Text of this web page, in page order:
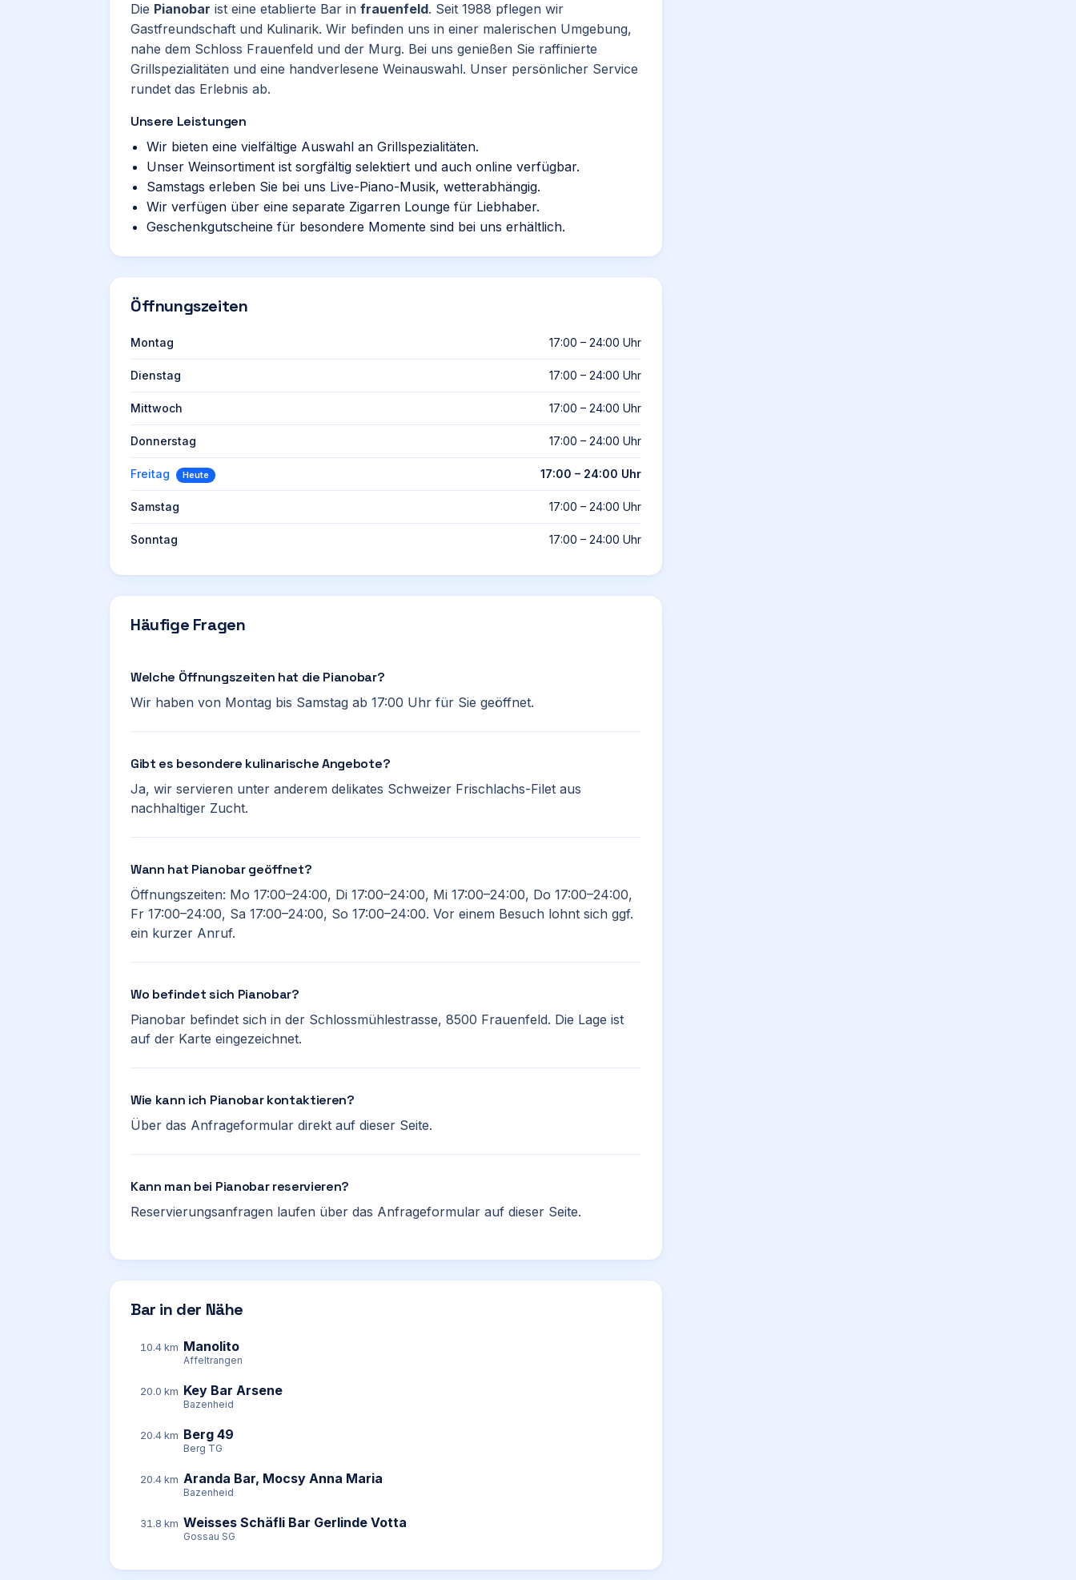
Die Pianobar ist eine etablierte Bar in frauenfeld. Seit 1988 pflegen wir
Gastfreundschaft und Kulinarik. Wir befinden uns in einer malerischen Umgebung,
nahe dem Schloss Frauenfeld und der Murg. Bei uns genießen Sie raffinierte
Grillspezialitäten und eine handverlesene Weinauswahl. Unser persönlicher Service
rundet das Erlebnis ab.
Unsere Leistungen
Wir bieten eine vielfältige Auswahl an Grillspezialitäten.
Unser Weinsortiment ist sorgfältig selektiert und auch online verfügbar.
Samstags erleben Sie bei uns Live-Piano-Musik, wetterabhängig.
Wir verfügen über eine separate Zigarren Lounge für Liebhaber.
Geschenkgutscheine für besondere Momente sind bei uns erhältlich.
Öffnungszeiten
Montag 17:00 – 24:00 Uhr
Dienstag 17:00 – 24:00 Uhr
Mittwoch 17:00 – 24:00 Uhr
Donnerstag 17:00 – 24:00 Uhr
Freitag Heute 17:00 – 24:00 Uhr
Samstag 17:00 – 24:00 Uhr
Sonntag 17:00 – 24:00 Uhr
Häufige Fragen
Welche Öffnungszeiten hat die Pianobar?
Wir haben von Montag bis Samstag ab 17:00 Uhr für Sie geöffnet.
Gibt es besondere kulinarische Angebote?
Ja, wir servieren unter anderem delikates Schweizer Frischlachs-Filet aus
nachhaltiger Zucht.
Wann hat Pianobar geöffnet?
Öffnungszeiten: Mo 17:00–24:00, Di 17:00–24:00, Mi 17:00–24:00, Do 17:00–24:00,
Fr 17:00–24:00, Sa 17:00–24:00, So 17:00–24:00. Vor einem Besuch lohnt sich ggf.
ein kurzer Anruf.
Wo befindet sich Pianobar?
Pianobar befindet sich in der Schlossmühlestrasse, 8500 Frauenfeld. Die Lage ist
auf der Karte eingezeichnet.
Wie kann ich Pianobar kontaktieren?
Über das Anfrageformular direkt auf dieser Seite.
Kann man bei Pianobar reservieren?
Reservierungsanfragen laufen über das Anfrageformular auf dieser Seite.
Bar in der Nähe
10.4 km Manolito
Affeltrangen
20.0 km Key Bar Arsene
Bazenheid
20.4 km Berg 49
Berg TG
20.4 km Aranda Bar, Mocsy Anna Maria
Bazenheid
31.8 km Weisses Schäfli Bar Gerlinde Votta
Gossau SG